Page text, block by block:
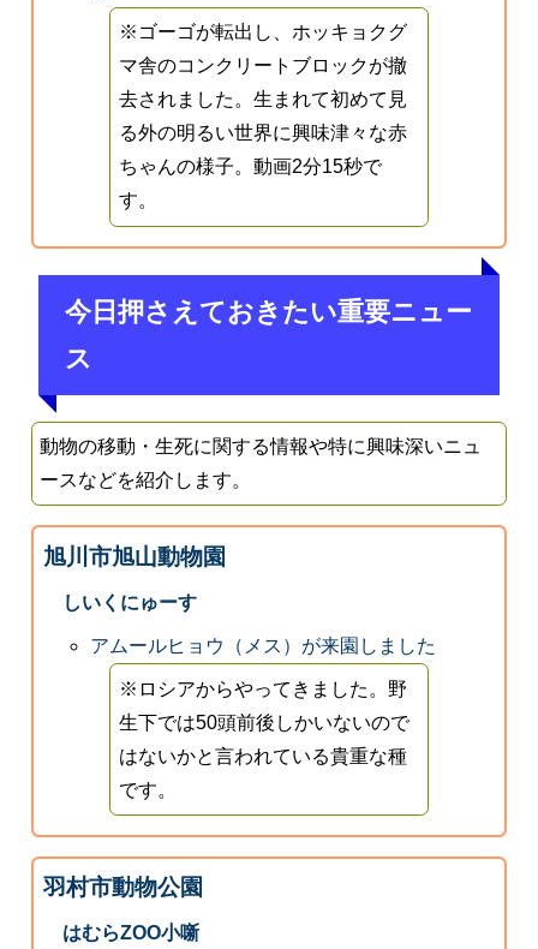
※ゴーゴが転出し、ホッキョクグ
マ舎のコンクリートブロックが撤
去されました。生まれて初めて見
る外の明るい世界に興味津々な赤
ちゃんの様子。動画2分15秒で
す。
今日押さえておきたい重要ニュー
ス
動物の移動・生死に関する情報や特に興味深いニュ
ースなどを紹介します。
旭川市旭山動物園
しいくにゅーす
アムールヒョウ（メス）が来園しました
※ロシアからやってきました。野
生下では50頭前後しかいないので
はないかと言われている貴重な種
です。
羽村市動物公園
はむらZOO小噺